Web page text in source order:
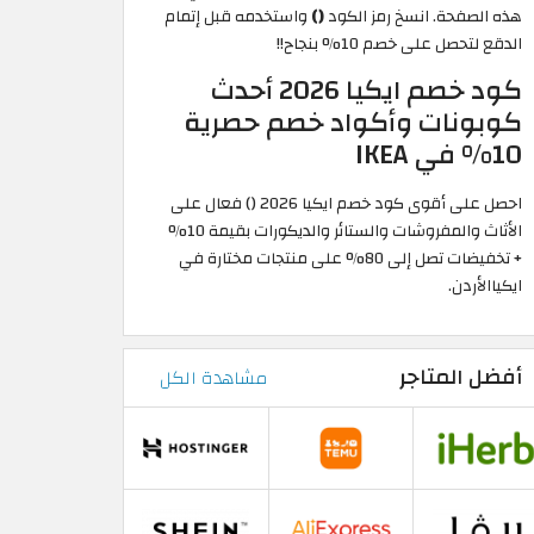
هذه الصفحة. انسخ رمز الكود() واستخدمه قبل إتمام
الدقع لتحصل على خصم 10% بنجاح!!
كود خصم ايكيا 2026 أحدث
كوبونات وأكواد خصم حصرية
10% في IKEA
احصل على أقوى كود خصم ايكيا 2026 () فعال على
الأثاث والمفروشات والستائر والديكورات بقيمة 10%
+ تخفيضات تصل إلى 80% على منتجات مختارة في
ايكياالأردن.
أفضل المتاجر مشاهدة الكل